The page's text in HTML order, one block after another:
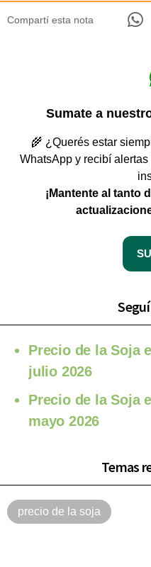
Compartí esta nota
Sumate a
🌾 ¿Querés estar
WhatsApp y recibí
¡Mantente al tanto
Precio de la Soja
julio 2026
Precio de la Soja
mayo 2026
Temas
precio de la soja